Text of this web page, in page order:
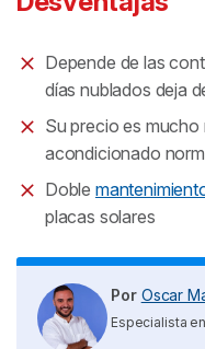
Depende de las
días nublados deja
Su precio es mucho
acondicionado
Doble
placas solares
Por Oscar
Especialista